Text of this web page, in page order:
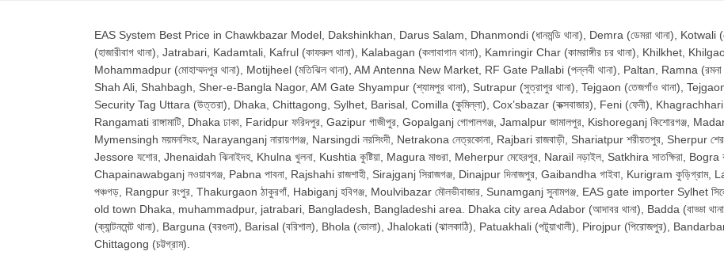
EAS System Best Price in Chawkbazar Model, Dakshinkhan, Darus Salam, Dhanmondi (ধানমন্ডি থানা), Demra (ডেমরা থানা), Kotwali
(হাজারীবাগ থানা), Jatrabari, Kadamtali, Kafrul (কাফরুল থানা), Kalabagan (কলাবাগান থানা), Kamringir Char (কামরাঙ্গীর চর থানা), Khilkhet,
Mohammadpur (মোহাম্মদপুর থানা), Motijheel (মতিঝিল থানা), AM Antenna New Market, RF Gate Pallabi (পল্লবী থানা), Paltan, Ramna (রমনা
Shah Ali, Shahbagh, Sher-e-Bangla Nagor, AM Gate Shyampur (শ্যামপুর থানা), Sutrapur (সুত্রাপুর থানা), Tejgaon (তেজগাঁও থানা),
Security Tag Uttara (উত্তরা), Dhaka, Chittagong, Sylhet, Barisal, Comilla (কুমিল্লা), Cox’sbazar (কক্সবাজার), Feni (ফেনী), Khagrachhari
Rangamati রাঙ্গামাটি, Dhaka ঢাকা, Faridpur ফরিদপুর, Gazipur গাজীপুর, Gopalganj গোপালগঞ্জ, Jamalpur জামালপুর, Kishoreganj কিশোরগঞ্জ,
Mymensingh ময়মনসিংহ, Narayanganj নারায়ণগঞ্জ, Narsingdi নরসিংদী, Netrakona নেত্রকোনা, Rajbari রাজবাড়ী, Shariatpur শরীয়তপুর, Sherpur
Jessore যশোর, Jhenaidah ঝিনাইদহ, Khulna খুলনা, Kushtia কুষ্টিয়া, Magura মাগুরা, Meherpur মেহেরপুর, Narail নড়াইল, Satkhira সাতক্ষিরা,
Chapainawabganj নওয়াবগঞ্জ, Pabna পাবনা, Rajshahi রাজশাহী, Sirajganj সিরাজগঞ্জ, Dinajpur দিনাজপুর, Gaibandha গাইবা, Kurigram কুড়িগ্রাম,
পঞ্চগড়, Rangpur রংপুর, Thakurgaon ঠাকুরগাঁ, Habiganj হবিগঞ্জ, Moulvibazar মৌলভীবাজার, Sunamganj সুনামগঞ্জ, EAS gate importer
old town Dhaka, muhammadpur, jatrabari, Bangladesh, Bangladeshi area. Dhaka city area Adabor (আদাবর থানা), Badda (বাড্ডা
(ক্যান্টনমেন্ট থানা), Barguna (বরগুনা), Barisal (বরিশাল), Bhola (ভোলা), Jhalokati (ঝালকাঠি), Patuakhali (পটুয়াখালী), Pirojpur (পিরোজপুর),
Chittagong (চট্টগ্রাম).